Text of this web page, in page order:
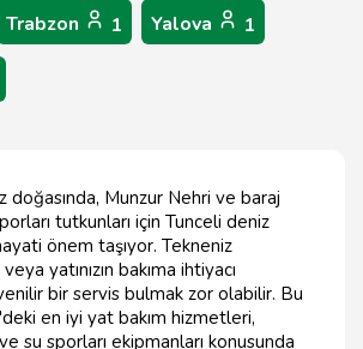
Trabzon 1 Yalova 1
doğasında, Munzur Nehri ve baraj
tutkunları için Tunceli deniz
önem taşıyor. Tekneniz
yatınızın bakıma ihtiyacı
bir servis bulmak zor olabilir. Bu
en iyi yat bakım hizmetleri,
su sporları ekipmanları konusunda